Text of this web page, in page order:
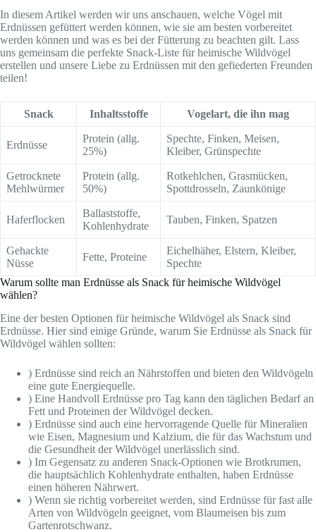
V
i
e
o
In diesem Artikel werden wir uns anschauen, welche Vögel mit
Erdnüssen gefüttert werden können, wie sie am besten vorbereitet
werden können und was es bei der Fütterung zu beachten gilt. Lass
uns gemeinsam die perfekte Snack-Liste für heimische Wildvögel
erstellen und unsere Liebe zu Erdnüssen mit den gefiederten Freunden
teilen!
Snack Inhaltsstoffe Vogelart, die ihn mag
Erdnüsse
Protein (allg.
25%)
Spechte, Finken, Meisen,
Kleiber, Grünspechte
Getrocknete
Mehlwürmer
Protein (allg.
50%)
Rotkehlchen, Grasmücken,
Spottdrosseln, Zaunkönige
Haferflocken
Ballaststoffe,
Kohlenhydrate
Tauben, Finken, Spatzen
Gehackte
Nüsse
Fette, Proteine
Eichelhäher, Elstern, Kleiber,
Spechte
Warum sollte man Erdnüsse als Snack für heimische Wildvögel
wählen?
Eine der besten Optionen für heimische Wildvögel als Snack sind
Erdnüsse. Hier sind einige Gründe, warum Sie Erdnüsse als Snack für
Wildvögel wählen sollten:
) Erdnüsse sind reich an Nährstoffen und bieten den Wildvögeln
eine gute Energiequelle.
) Eine Handvoll Erdnüsse pro Tag kann den täglichen Bedarf an
Fett und Proteinen der Wildvögel decken.
) Erdnüsse sind auch eine hervorragende Quelle für Mineralien
wie Eisen, Magnesium und Kalzium, die für das Wachstum und
die Gesundheit der Wildvögel unerlässlich sind.
) Im Gegensatz zu anderen Snack-Optionen wie Brotkrumen,
die hauptsächlich Kohlenhydrate enthalten, haben Erdnüsse
einen höheren Nährwert.
) Wenn sie richtig vorbereitet werden, sind Erdnüsse für fast alle
Arten von Wildvögeln geeignet, vom Blaumeisen bis zum
Gartenrotschwanz.